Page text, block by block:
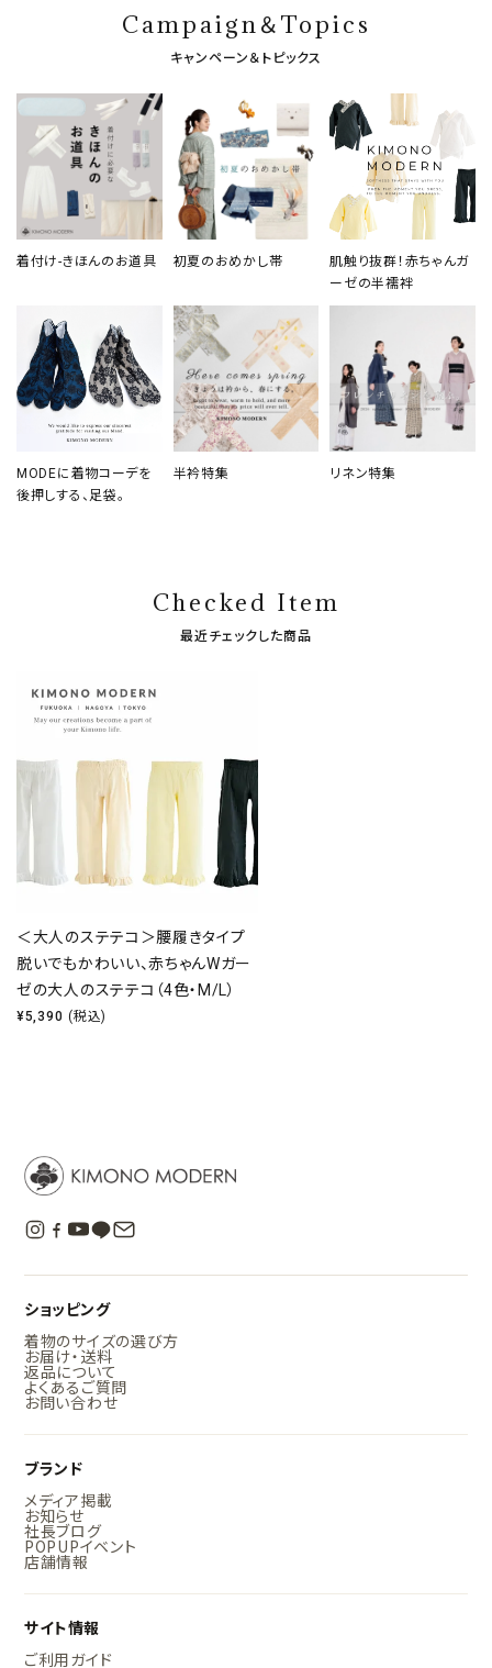
Campaign＆Topics
キャンペーン＆トピックス
着付け-きほんのお道具 初夏のおめかし帯
肌触り抜群！赤ちゃんガ
ーゼの半襦袢
MODEに着物コーデを
後押しする、足袋。
半衿特集 リネン特集
Checked Item
最近チェックした商品
＜大人のステテコ＞腰履きタイプ
脱いでもかわいい、赤ちゃんWガー
ゼの大人のステテコ（4色・M/L）
¥5,390 (税込)
ショッピング
着物のサイズの選び方
お届け・送料
返品について
よくあるご質問
お問い合わせ
ブランド
メディア掲載
お知らせ
社長ブログ
POPUPイベント
店舗情報
サイト情報
ご利用ガイド